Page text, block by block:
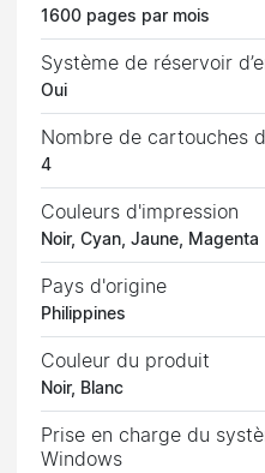
1600 pages par mois
Système de réservoir
Oui
Nombre de cartouches
4
Couleurs d'impression
Noir, Cyan, Jaune, Magenta
Pays d'origine
Philippines
Couleur du produit
Noir, Blanc
Prise en charge du
Windows